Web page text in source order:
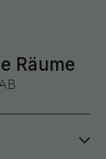
Räume